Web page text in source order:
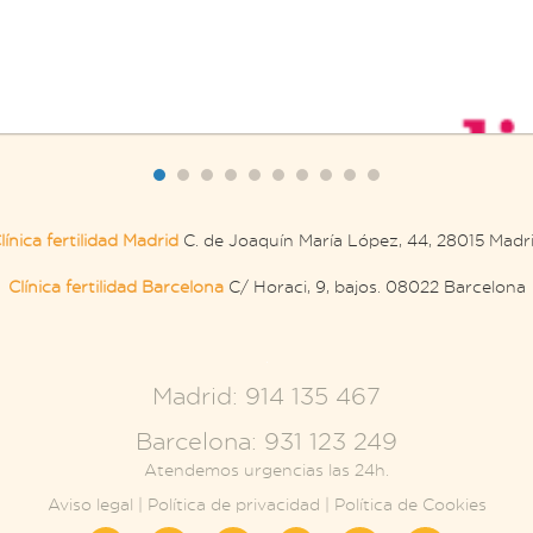
fertilidad MadridC. de Joaquín María López, 44, 28015
Clínica fertilidad BarcelonaC/ Horaci, 9, bajos. 08022 Barcelona
Madrid: 914 135 467
Barcelona: 931 123 249
Atendemos urgencias las 24h.
Aviso legal | Política de privacidad | Política de Cookies